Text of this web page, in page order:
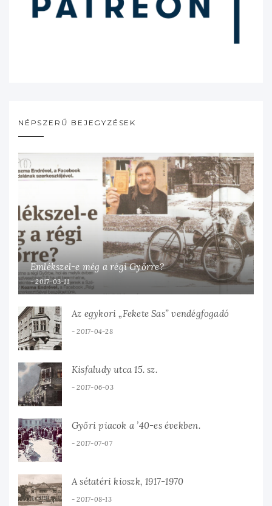
NÉPSZERŰ BEJEGYZÉSEK
Emlékszel-e még a régi Győrre?
2017-03-11
Az egykori „Fekete Sas” vendégfogadó
2017-04-28
Kisfaludy utca 15. sz.
2017-06-03
Győri piacok a ’40-es években.
2017-07-07
A sétatéri kioszk, 1917-1970
2017-08-13